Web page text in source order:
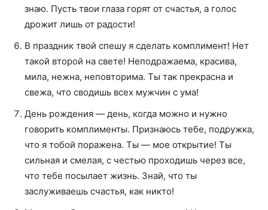
знаю. Пусть твои глаза горят от счастья, а голос
дрожит лишь от радости!
В праздник твой спешу я сделать комплимент! Нет
такой второй на свете! Неподражаема, красива,
мила, нежна, неповторима. Ты так прекрасна и
свежа, что сводишь всех мужчин с ума!
День рождения — день, когда можно и нужно
говорить комплименты. Признаюсь тебе, подружка,
что я тобой поражена. Ты — мое открытие! Ты
сильная и смелая, с честью проходишь через все,
что тебе посылает жизнь. Знай, что ты
заслуживаешь счастья, как никто!